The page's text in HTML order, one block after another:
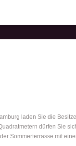
laden Sie die
dürfen Sie
Sommerterrasse mit